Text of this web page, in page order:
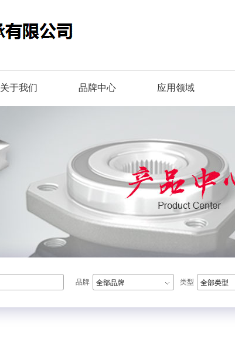
关于我们 品牌中心 应用领域
品牌 全部品牌 类型 全部类型